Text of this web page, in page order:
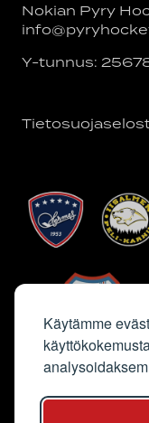
Käytämme
Nokian Pyry
Y-tunnus: